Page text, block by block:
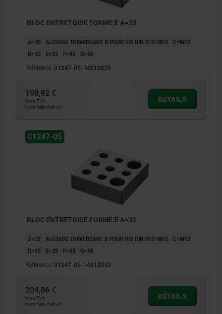
BLOC ENTRETOISE FORME:E A=25
A=25 ALÉSAGE TRAVERSANT B POUR VIS DIN 912=M12
C=M12
D=12
E=25 F=85 G=50
Référence: 01247-05-14212025
198,82 €
hors TVA
hors frais d’envoi
DÉTAILS
01247-05
BLOC ENTRETOISE FORME:E A=32
A=32 ALÉSAGE TRAVERSANT B POUR VIS DIN 912=M12
C=M12
D=19
E=25 F=85 G=50
Référence: 01247-05-14212032
204,86 €
hors TVA
hors frais d’envoi
DÉTAILS